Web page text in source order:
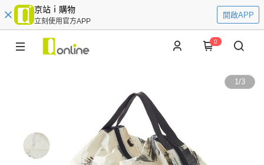
京站ｉ購物
立刻使用官方APP
開啟APP
0
1/3